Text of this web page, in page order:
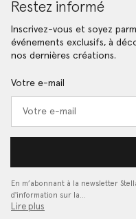
Restez informé
Inscrivez-vous et soyez
événements exclusifs, à
nos dernières créations.
Votre e-mail
En m’abonnant à la newsletter
d'information sur la…
Lire plus